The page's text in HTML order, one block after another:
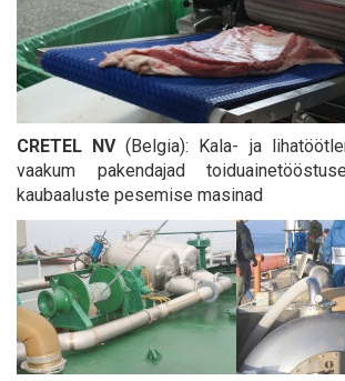
CRETEL NV(Belgia): Kala- ja
vaakum pakendajad
kaubaaluste pesemise masinad